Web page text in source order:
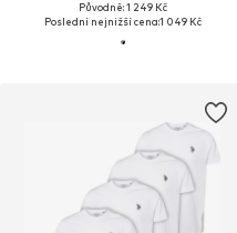
Původně: 1 249 Kč
Poslední nejnižší cena:1 049 Kč